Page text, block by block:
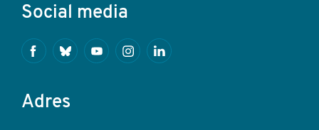
Social media
FacebookBlueskyYoutubeInstagramLinkedin
Adres